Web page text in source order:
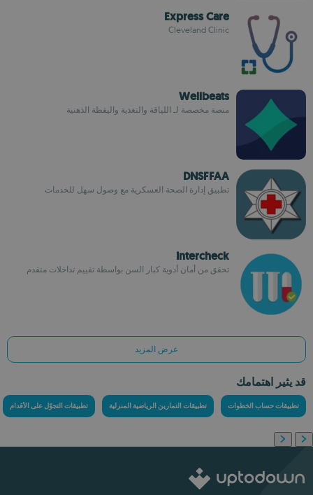
Express Care
Cleveland Clinic
Wellbeats
منصة مخصصة لـ اللياقة والتغذية واليقظة الذهنية
DNSFFAA
تطبيق إدارة الصحة العسكرية مع وصول سهل للخدمات
Intercheck
تحقق من أمان أدوية كبار السن بواسطة تقييم تداخلات متقدم
عرض المزيد
قد يثير اهتمامك
تطبيقات حساب الخطوات تطبيقات التمارين الرياضية المنزلية تطبيقات التجوّل على الأقدام